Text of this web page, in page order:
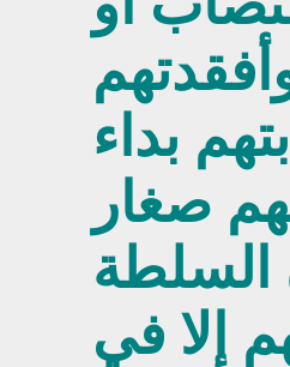
بداء
صغار
السلطة
إلا في